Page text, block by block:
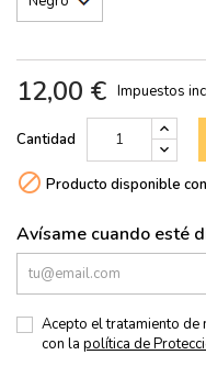
12,00 € Impuestos
Cantidad
 Producto disponible
Avísame cuando esté
Acepto el tratamiento
con la política de